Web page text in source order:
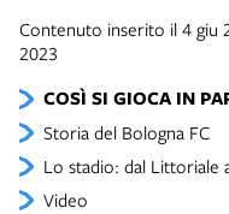
COSÌ SI GIOCA IN
Storia del Bologna FC
Lo stadio: dal Littoriale
Video
Contenuto inserito il 4 giu
2023